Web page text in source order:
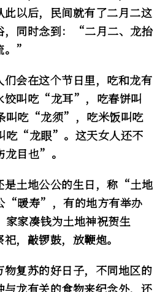
以后，民间就有了二月二这
，同时念到：“二月二、龙抬
。”
会在这个节日里，吃和龙有
饺叫吃“龙耳”，吃春饼叫
吃“龙须”，吃米饭叫吃
吃“龙眼”。这天女人还不
目也”。
是土地公公的生日，称“土地
“暖寿”，有的地方有举办
家凑钱为土地神祝贺生
，敲锣鼓，放鞭炮。
复苏的好日子，不同地区的
与龙有关的食物来纪念外，还